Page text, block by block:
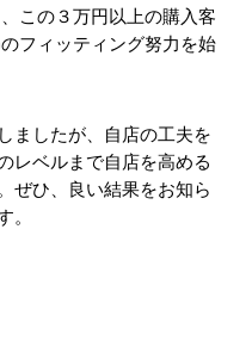
この３万円以上の購入客
フィッティング努力を始
ましたが、自店の工夫を
レベルまで自店を高める
ぜひ、良い結果をお知ら
。